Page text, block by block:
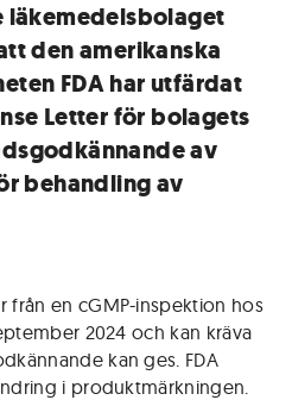
läkemedelsbolaget
den amerikanska
FDA har utfärdat
Letter för bolagets
av
behandling av
från en cGMP-inspektion hos
2024 och kan kräva
kan ges. FDA
i produktmärkningen.